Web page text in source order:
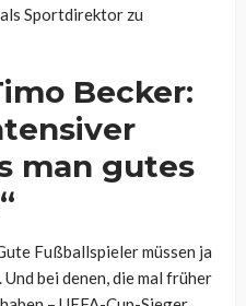
Sportdirektor zu
Becker:
man gutes
Fußballspieler müssen ja
bei denen, die mal früher